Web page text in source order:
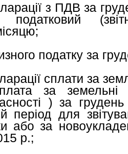
з ПДВ за
податку за
сплати за
за земельні
) за
період для
або за
р.;